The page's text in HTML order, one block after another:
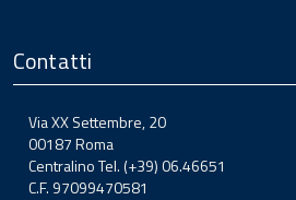
Contatti
Via XX Settembre, 20
00187 Roma
Centralino Tel. (+39) 06.46651
C.F. 97099470581